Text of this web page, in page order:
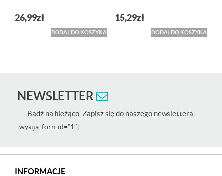
26,99zł
DODAJ DO KOSZYKA
15,29zł
DODAJ DO KOSZYKA
NEWSLETTER
Bądź na bieżąco. Zapisz się do naszego newslettera.
[wysija_form id=”1″]
INFORMACJE